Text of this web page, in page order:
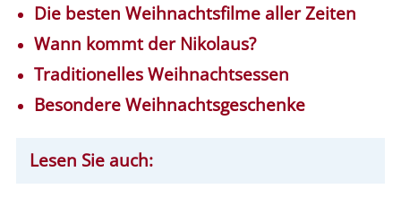
Die besten Weihnachtsfilme aller Zeiten
Wann kommt der Nikolaus?
Traditionelles Weihnachtsessen
Besondere Weihnachtsgeschenke
Lesen Sie auch: